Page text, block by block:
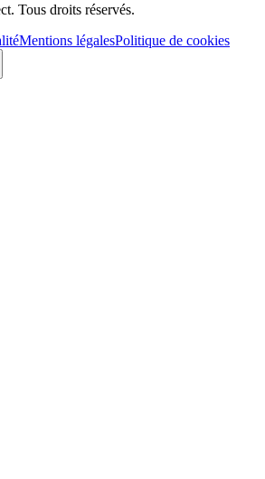
Tous droits réservés.
Mentions légalesPolitique de cookies